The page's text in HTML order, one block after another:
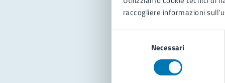
raccogliere informazioni
Necessari